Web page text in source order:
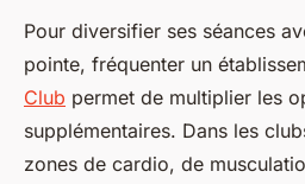
Pour diversifier ses séances
pointe, fréquenter un
Club permet de multiplier les
supplémentaires. Dans les
zones de cardio, de